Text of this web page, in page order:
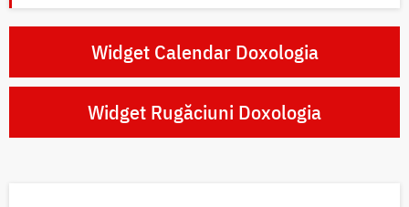
Widget Calendar Doxologia
Widget Rugăciuni Doxologia